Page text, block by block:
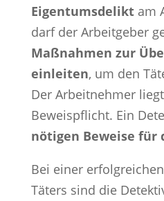
Eigentumsdeliktam
darf der Arbeitgeber
Maßnahmen zur
einleiten, um den
Der Arbeitnehmer
Beweispflicht. Ein
nötigen Beweise für
Bei einer
Täters sind die